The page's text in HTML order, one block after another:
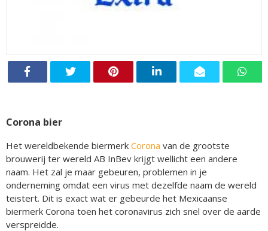
Corona bier
Het wereldbekende biermerk Corona van de grootste
brouwerij ter wereld AB InBev krijgt wellicht een andere
naam. Het zal je maar gebeuren, problemen in je
onderneming omdat een virus met dezelfde naam de wereld
teistert. Dit is exact wat er gebeurde het Mexicaanse
biermerk Corona toen het coronavirus zich snel over de aarde
verspreidde.